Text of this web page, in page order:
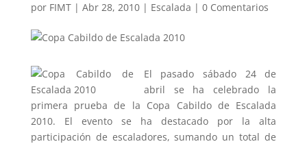
por FIMT| Abr 28, 2010| Escalada | 0 Comentarios
El pasado sábado 24 de
abril se ha celebrado la
primera prueba de la Copa Cabildo de Escalada
2010. El evento se ha destacado por la alta
participación de escaladores, sumando un total de